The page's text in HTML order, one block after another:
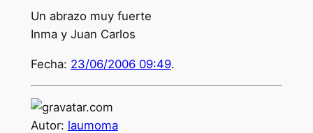
Un abrazo muy fuerte
Inma y Juan Carlos
Fecha: 23/06/2006 09:49.
Autor: laumoma